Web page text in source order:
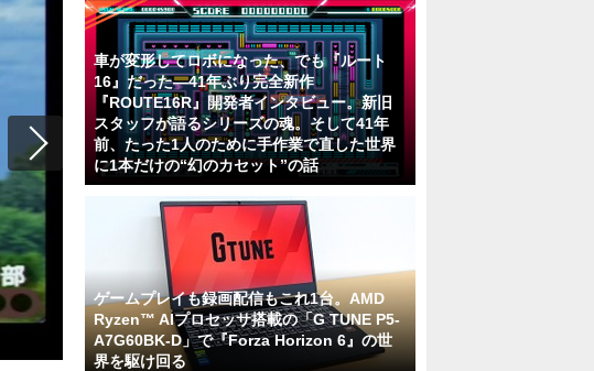
車が変形してロボになった、でも『ルート
16』だった―41年ぶり完全新作
『ROUTE16R』開発者インタビュー。新旧
スタッフが語るシリーズの魂。そして41年
前、たった1人のために手作業で直した世界
に1本だけの“幻のカセット”の話
ゲームプレイも録画配信もこれ1台。AMD
Ryzen™ AIプロセッサ搭載の「G TUNE P5-
A7G60BK-D」で『Forza Horizon 6』の世
界を駆け回る